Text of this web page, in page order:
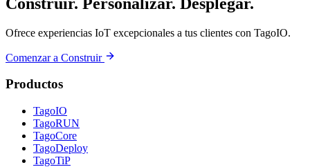
Ofrece experiencias IoT excepcionales a tus clientes con TagoIO.
Comenzar a Construir
Productos
TagoIO
TagoRUN
TagoCore
TagoDeploy
TagoTiP